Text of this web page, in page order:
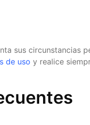
sus circunstancias
de uso y realice